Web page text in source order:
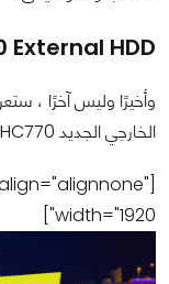
External HDD
الخارجي الجديد HC770 والذي يتميز باحتواءة علي اضاءة RGB .
width="1920"]